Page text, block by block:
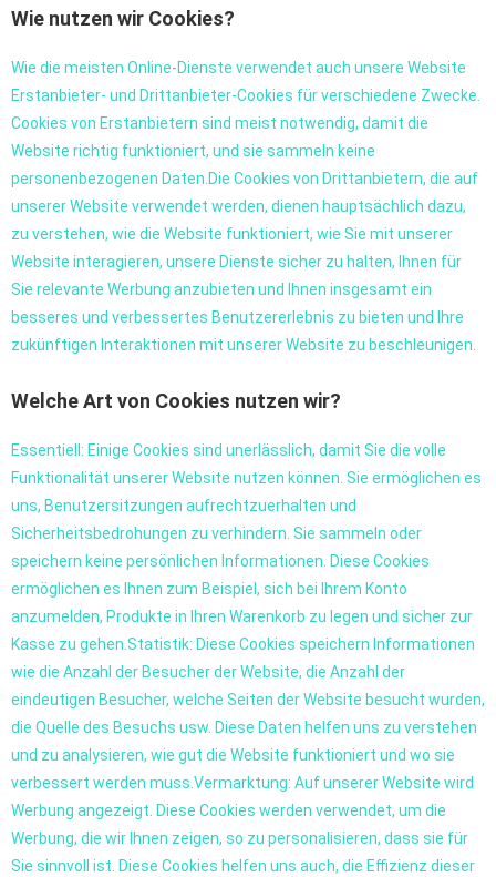
Wie nutzen wir Cookies?
Wie die meisten Online-Dienste verwendet auch unsere Website
Erstanbieter- und Drittanbieter-Cookies für verschiedene Zwecke.
Cookies von Erstanbietern sind meist notwendig, damit die
Website richtig funktioniert, und sie sammeln keine
personenbezogenen Daten.Die Cookies von Drittanbietern, die auf
unserer Website verwendet werden, dienen hauptsächlich dazu,
zu verstehen, wie die Website funktioniert, wie Sie mit unserer
Website interagieren, unsere Dienste sicher zu halten, Ihnen für
Sie relevante Werbung anzubieten und Ihnen insgesamt ein
besseres und verbessertes Benutzererlebnis zu bieten und Ihre
zukünftigen Interaktionen mit unserer Website zu beschleunigen.
Welche Art von Cookies nutzen wir?
Essentiell: Einige Cookies sind unerlässlich, damit Sie die volle
Funktionalität unserer Website nutzen können. Sie ermöglichen es
uns, Benutzersitzungen aufrechtzuerhalten und
Sicherheitsbedrohungen zu verhindern. Sie sammeln oder
speichern keine persönlichen Informationen. Diese Cookies
ermöglichen es Ihnen zum Beispiel, sich bei Ihrem Konto
anzumelden, Produkte in Ihren Warenkorb zu legen und sicher zur
Kasse zu gehen.Statistik: Diese Cookies speichern Informationen
wie die Anzahl der Besucher der Website, die Anzahl der
eindeutigen Besucher, welche Seiten der Website besucht wurden,
die Quelle des Besuchs usw. Diese Daten helfen uns zu verstehen
und zu analysieren, wie gut die Website funktioniert und wo sie
verbessert werden muss.Vermarktung: Auf unserer Website wird
Werbung angezeigt. Diese Cookies werden verwendet, um die
Werbung, die wir Ihnen zeigen, so zu personalisieren, dass sie für
Sie sinnvoll ist. Diese Cookies helfen uns auch, die Effizienz dieser